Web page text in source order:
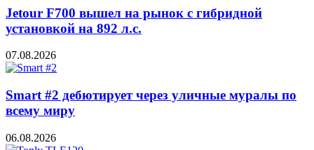
Jetour F700 вышел на рынок с гибридной
установкой на 892 л.с.
07.08.2026
Smart #2 дебютирует через уличные муралы по
всему миру
06.08.2026